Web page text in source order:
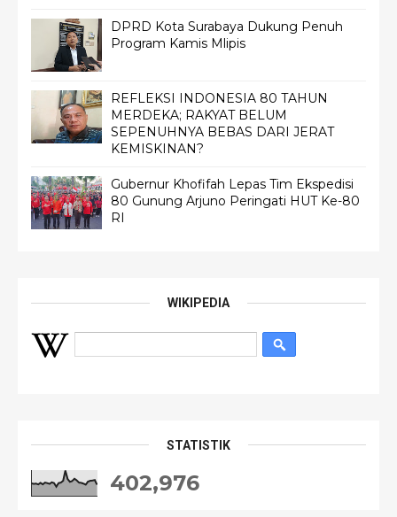
DPRD Kota Surabaya Dukung Penuh
Program Kamis Mlipis
REFLEKSI INDONESIA 80 TAHUN
MERDEKA; RAKYAT BELUM
SEPENUHNYA BEBAS DARI JERAT
KEMISKINAN?
Gubernur Khofifah Lepas Tim Ekspedisi
80 Gunung Arjuno Peringati HUT Ke-80
RI
WIKIPEDIA
STATISTIK
402,976